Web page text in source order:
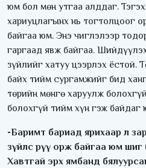
юм бол мөн утгаа алддаг.
хариуцлагынх нь тогтолцоог
байгаа юм. Энэ чиглэлээр
гаргаад явж байгаа.
зүйлийг хатуу цээрлэх ёстой.
байх тийм сургамжийг бид
төрийн мөнгө харуулж
болохгүй тийм хүн гэж
-Баримт бариад ярихаар л
зүйлс рүү орж байгаа юм
Хавтгай эрх ямбанд